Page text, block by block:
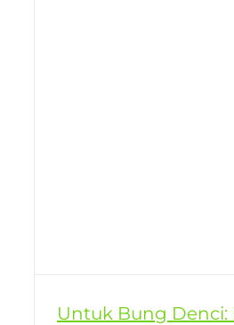
Untuk Bung Denci: